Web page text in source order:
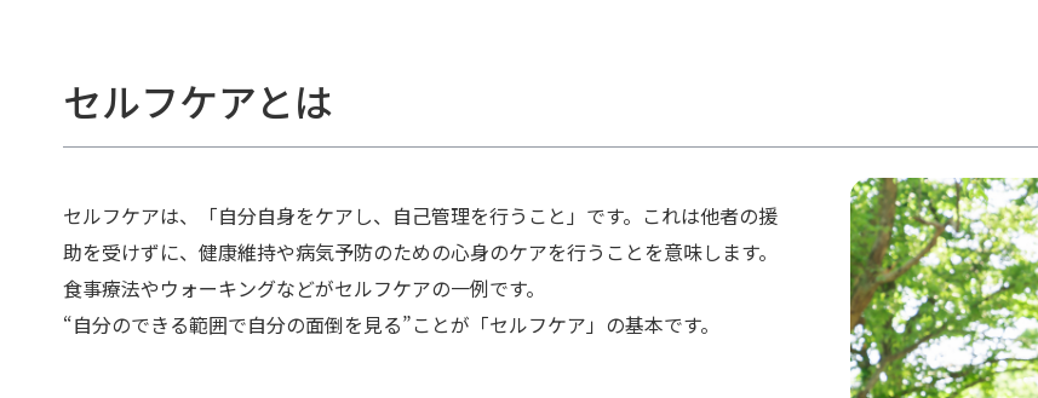
セルフケアとは
セルフケアは、「自分自身をケアし、自己管理を行うこと」です。これは他者の援
助を受けずに、健康維持や病気予防のための心身のケアを行うことを意味します。
食事療法やウォーキングなどがセルフケアの一例です。
“自分のできる範囲で自分の面倒を見る”ことが「セルフケア」の基本です。